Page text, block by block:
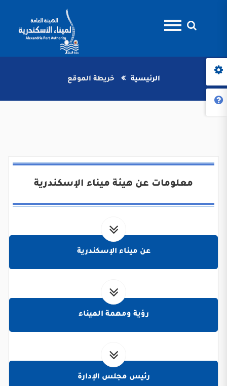
الرئيسية خريطة الموقع
معلومات عن هيئة ميناء الإسكندرية
عن ميناء الإسكندرية
رؤية ومهمة الميناء
رئيس مجلس الإدارة